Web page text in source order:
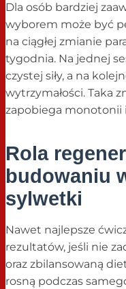
Dla osób bardziej
wyborem może być
na ciągłej zmianie
tygodnia. Na jednej
czystej siły, a na
wytrzymałości. Taka
zapobiega monotonii
Rola
budowaniu
sylwetki
Nawet najlepsze
rezultatów, jeśli nie
oraz zbilansowaną
rosną podczas